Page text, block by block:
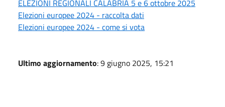
ELEZIONI REGIONALI CALABRIA 5 e 6 ottobre 2025
Elezioni europee 2024 - raccolta dati
Elezioni europee 2024 - come si vota
Ultimo aggiornamento: 9 giugno 2025, 15:21